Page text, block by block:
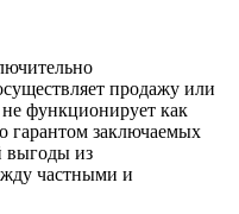
продажу или
функционирует как
гарантом заключаемых
выгоды из
частными и